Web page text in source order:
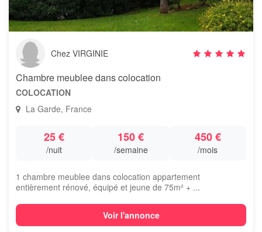
Chez VIRGINIE
Chambre meublee dans colocation
COLOCATION
La Garde, France
25 €
/nuit
150 €
/semaine
450 €
/mois
1 chambre meublee dans colocation appartement
entièrement rénové, équipé et jeune de 75m² + ...
Voir l'annonce